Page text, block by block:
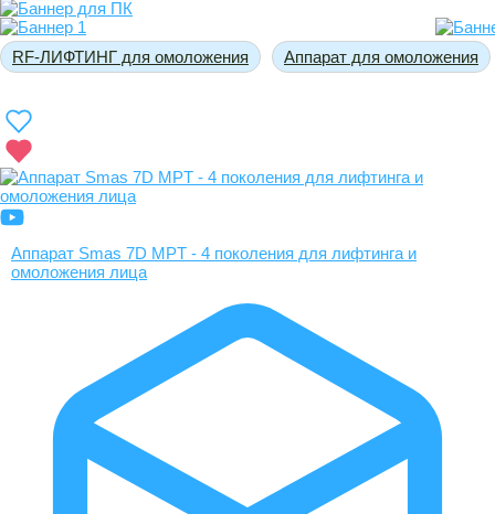
RF-ЛИФТИНГ для омоложения Аппарат для омоложения
Аппарат Smas 7D MPT - 4 поколения для лифтинга и
омоложения лица